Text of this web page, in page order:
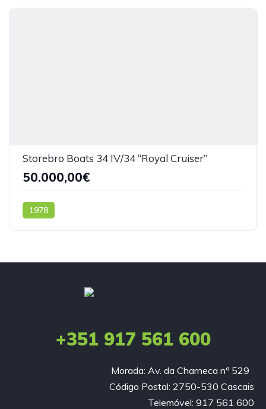
Storebro Boats 34 IV/34 “Royal Cruiser”
50.000,00€
1978
+351 917 561 600
Morada: Av. da Charneca nº 529
Código Postal: 2750-530 Cascais
Telemóvel: 917 561 600